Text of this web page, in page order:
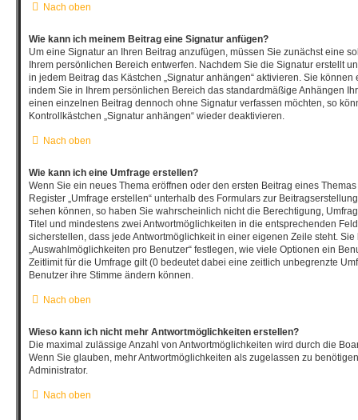
Nach oben
Wie kann ich meinem Beitrag eine Signatur anfügen?
Um eine Signatur an Ihren Beitrag anzufügen, müssen Sie zunächst eine
Ihrem persönlichen Bereich entwerfen. Nachdem Sie die Signatur erstellt
in jedem Beitrag das Kästchen „Signatur anhängen“ aktivieren. Sie
indem Sie in Ihrem persönlichen Bereich das standardmäßige Anhängen
einen einzelnen Beitrag dennoch ohne Signatur verfassen möchten, so
Kontrollkästchen „Signatur anhängen“ wieder deaktivieren.
Nach oben
Wie kann ich eine Umfrage erstellen?
Wenn Sie ein neues Thema eröffnen oder den ersten Beitrag eines
Register „Umfrage erstellen“ unterhalb des Formulars zur
sehen können, so haben Sie wahrscheinlich nicht die Berechtigung,
Titel und mindestens zwei Antwortmöglichkeiten in die entsprechenden
sicherstellen, dass jede Antwortmöglichkeit in einer eigenen Zeile steht.
„Auswahlmöglichkeiten pro Benutzer“ festlegen, wie viele Optionen ein
Zeitlimit für die Umfrage gilt (0 bedeutet dabei eine zeitlich unbegrenzte
Benutzer ihre Stimme ändern können.
Nach oben
Wieso kann ich nicht mehr Antwortmöglichkeiten erstellen?
Die maximal zulässige Anzahl von Antwortmöglichkeiten wird durch die
Wenn Sie glauben, mehr Antwortmöglichkeiten als zugelassen zu
Administrator.
Nach oben